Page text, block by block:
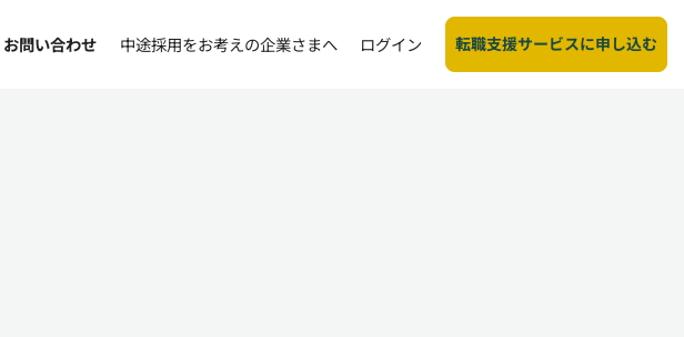
お問い合わせ 中途採用をお考えの企業さまへ ログイン 転職支援サービスに申し込む